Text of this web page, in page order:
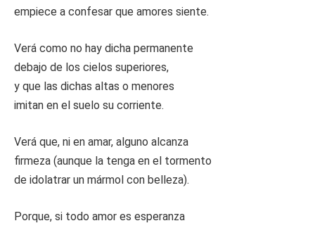
empiece a confesar que amores siente.
Verá como no hay dicha permanente
debajo de los cielos superiores,
y que las dichas altas o menores
imitan en el suelo su corriente.
Verá que, ni en amar, alguno alcanza
firmeza (aunque la tenga en el tormento
de idolatrar un mármol con belleza).
Porque, si todo amor es esperanza